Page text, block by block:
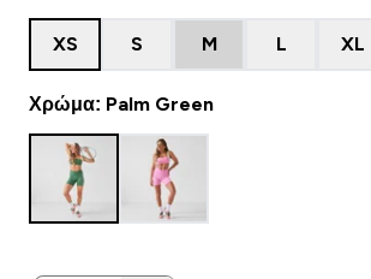
XS S M L XL
Χρώμα: Palm Green